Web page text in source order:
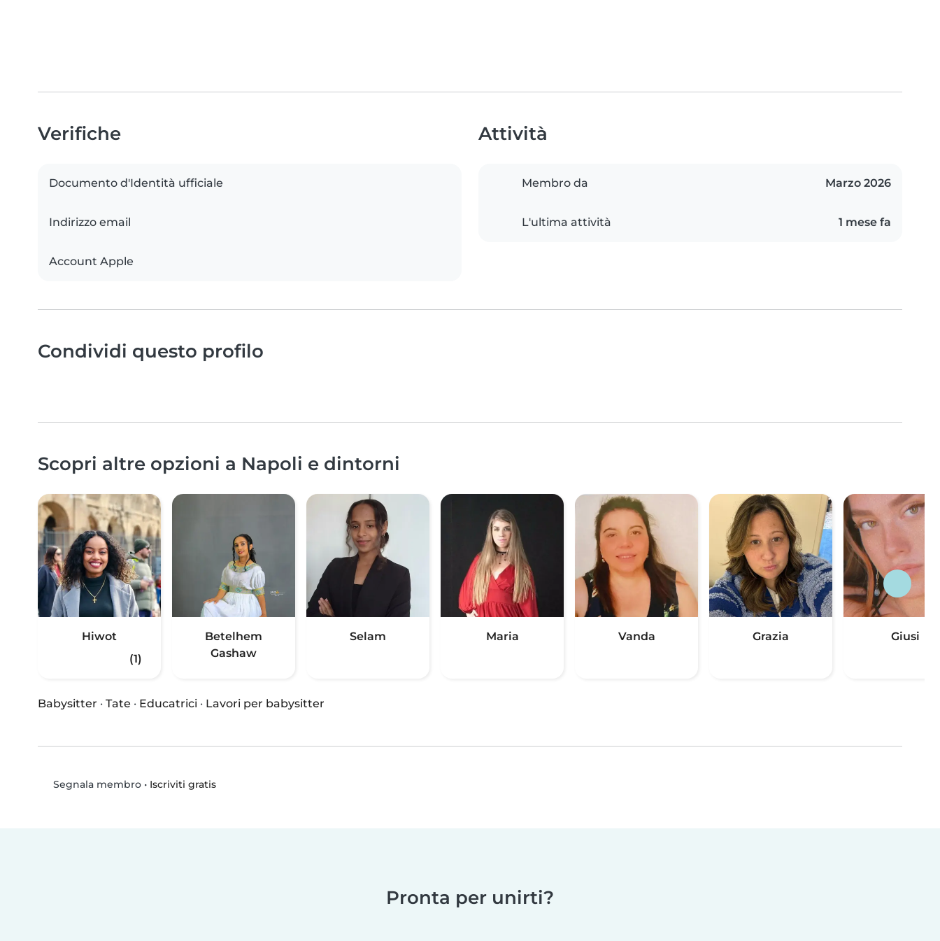
Verifiche
Documento d'Identità ufficiale
Indirizzo email
Account Apple
Attività
Membro da Marzo 2026
L'ultima attività 1 mese fa
Condividi questo profilo
Scopri altre opzioni a Napoli e dintorni
Hiwot
(1)
Betelhem
Gashaw
Selam Maria Vanda Grazia Giusi
Babysitter · Tate · Educatrici · Lavori per babysitter
Segnala membro• Iscriviti gratis
Pronta per unirti?